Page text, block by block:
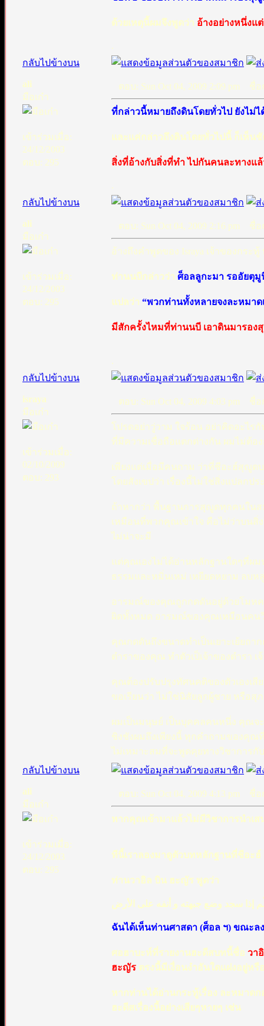
ด้วยเหตุนี้ผมจึงพูดว่า อ้างอย่างหนึ่งแ
.
กลับไปข้างบน
ali
มือเก๋า
เข้าร่วมเมื่อ:
24/12/2003
ตอบ: 295
ตอบ: Sun Oct 04, 2009 2:09 pm ชื่อ
ที่กล่าวนี้หมายถึงดินโดยทั่วไป ยังไม่ไ
และแค่กล่าวถึงดินโดยทั่วไปนี้ ก็เห็นชั
สิ่งที่อ้างกับสิ่งที่ทำ ไปกันคนละทางแ
.
กลับไปข้างบน
ali
มือเก๋า
เข้าร่วมเมื่อ:
24/12/2003
ตอบ: 295
ตอบ: Sun Oct 04, 2009 2:16 pm ชื่อ
อ้างถึงคำพูดของ Israya เจ้าของกระ
ท่านนบีกล่าวว่า ศ็อลลูกะมา รออัยตุ
แปลว่า “พวกท่านทั้งหลายจงละหมา
มีสักครั้งไหมที่ท่านนบี เอาดินมารอง
.
กลับไปข้างบน
israya
มือเก๋า
เข้าร่วมเมื่อ:
02/10/2009
ตอบ: 293
ตอบ: Sun Oct 04, 2009 4:03 pm ชื่อ
โปรดอย่าวู่วาม ใจร้อน อย่าคิดอะไร
ที่มีความเชื่อถือแตกต่างกัน ผมไม่ต้อ
เพียงแต่เมื่อมีคนถาม ว่าที่ชีอะฮ์สุญูด
โดยสังเขปว่า เรื่องนี้ไม่ใช่สิ่งแปลก
ถ้าหากว่า พื้นฐานการสุญูดทุกคนในส
เหมือนที่พวกคุณเข้าใจ คือไม่ว่าบนสิ่
ไม่น่าจะมี
แต่คุณเองไม่ได้อ่านหลักฐานใดๆที่ผ
ธรรมและหมิ่นเหม่ เหยียดหยาม ลบห
อารมณ์ของคุณถูกกดดันอยู่ด้วยโมหค
ผิดทั้งหมด อารมณ์ของคุณเหมือนคนวิ
คุณกดดันถึงขนาดทำเป็นเยาะเย้ยถา
ตำราของคุณ ทำตัวเป็เจ้าของตำรา
คุณต้องปรับปรุงทัศนคติของตัวเองเ
ขอเรียนว่า ไม่ใช่นิสัยลูกผู้ชาย หรือสุ
ผมเป็นมนุษย์ เป็นบุคคลคนหนึ่ง คุณจ
ชิงชังผมถึงเพียงนี้ ทุกคำถามของคุณ
ไม่เหมาะสมที่จะพูดคุยทางวิชาการ
กลับไปข้างบน
ali
มือเก๋า
เข้าร่วมเมื่อ:
24/12/2003
ตอบ: 295
ตอบ: Sun Oct 04, 2009 4:13 pm ชื่อ
หากคุณเข้ามาแล้วไม่มีวิชาการนำเส
ทีนี้เราลองมาดูตัวบทหลักฐานที่ชีอะ
ท่านวาอิล บิน ฮะญัร พูดว่า
إذا سجد وضع جبهته و أنفه على الأرض
ฉันได้เห็นท่านศาสดา (ศ็อล ฯ) ขณะล
ศอฮาบะห์ที่รายงานฮะดีสบทนี้ชื่อ วา
ฮะญัร ตรงนี้มีเงื่อนงำอันใดแฝงอยู่หรื
หากท่านได้อ่านกระทู้เรื่อง ละหมาด
ฮะดีสเรื่องนี้อย่างเสียๆหายๆ เช่น